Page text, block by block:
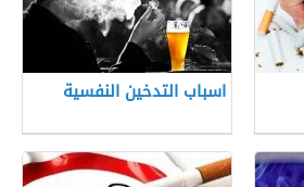
اسباب التدخين النفسية